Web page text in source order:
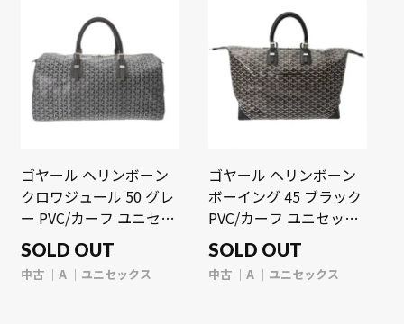
ゴヤール ヘリンボーン
クロワジュール 50 グレ
ー PVC/カーフ ユニセッ
クス バッグ 【中古】
【bag】
SOLD OUT
中古 A ユニセックス
ゴヤール ヘリンボーン
ボーイング 45 ブラック
PVC/カーフ ユニセック
ス バッグ 【中古】
【bag】
SOLD OUT
中古 A ユニセックス